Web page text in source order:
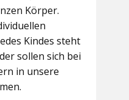
Körper.
Kindes steht
sollen sich bei
in unsere